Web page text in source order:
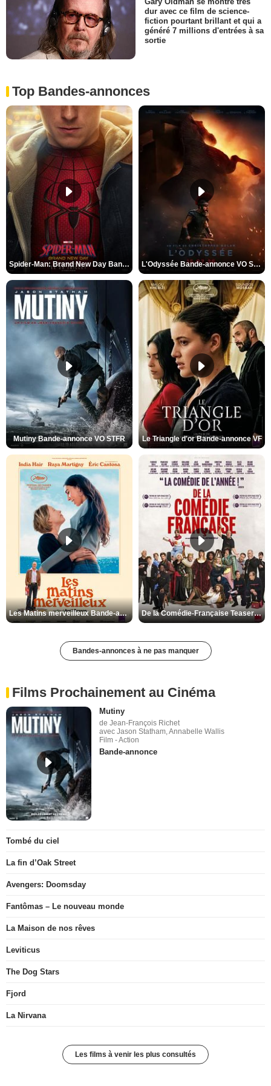
dur avec ce film de science-
fiction pourtant brillant et qui a
généré 7 millions d'entrées à sa
sortie
Top Bandes-annonces
Spider-Man: Brand New Day Bande-annonce VO STFR L'Odyssée Bande-annonce VO STFR
Mutiny Bande-annonce VO STFR Le Triangle d'or Bande-annonce VF
Les Matins merveilleux Bande-annonce VF De la Comédie-Française Teaser VF
Bandes-annonces à ne pas manquer
Films Prochainement au Cinéma
Mutiny
de Jean-François Richet
avec Jason Statham, Annabelle Wallis
Film - Action
Bande-annonce
Tombé du ciel
La fin d’Oak Street
Avengers: Doomsday
Fantômas – Le nouveau monde
La Maison de nos rêves
Leviticus
The Dog Stars
Fjord
La Nirvana
Les films à venir les plus consultés